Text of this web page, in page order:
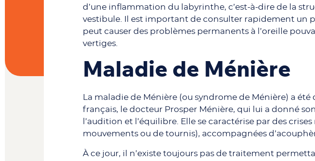
d’une inflammation du labyrinthe, c’est-à-dire de la
vestibule. Il est important de consulter rapidement un
peut causer des problèmes permanents à l’oreille
vertiges.
Maladie de Ménière
La maladie de Ménière (ou syndrome de Ménière) a
français, le docteur Prosper Ménière, qui lui a donné
l’audition et l’équilibre. Elle se caractérise par des
mouvements ou de tournis), accompagnées
À ce jour, il n’existe toujours pas de traitement